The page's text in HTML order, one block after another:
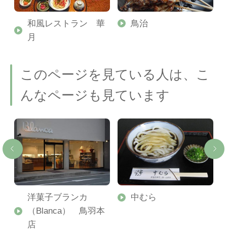
和風レストラン 華
月
鳥治
このページを見ている人は、こ
んなページも見ています
洋菓子ブランカ
（Blanca） 鳥羽本
店
中むら